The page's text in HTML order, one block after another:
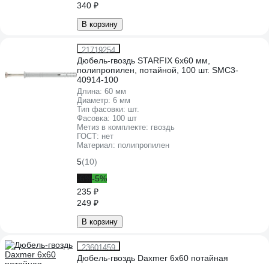
340 ₽
В корзину
21719254
Дюбель-гвоздь STARFIX 6х60 мм,
полипропилен, потайной, 100 шт. SMC3-
40914-100
Длина: 60 мм
Диаметр: 6 мм
Тип фасовки: шт.
Фасовка: 100 шт
Метиз в комплекте: гвоздь
ГОСТ: нет
Материал: полипропилен
5(10)
-5%
235 ₽
249 ₽
В корзину
23601459
Дюбель-гвоздь Daxmer 6x60 потайная